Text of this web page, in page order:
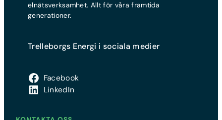
elnätsverksamhet. Allt för våra framtida
generationer.
Trelleborgs Energi i sociala medier
Facebook
LinkedIn